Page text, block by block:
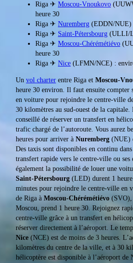
Riga ✈ Moscou-Vnoukovo
heure 30
Riga ✈ Nuremberg (EDDN/NUE)
Riga ✈ Saint-Pétersbourg (ULLI/
Riga ✈ Moscou-Chérémétiévo
heure 30
Riga ✈ Nice (LFMN/NCE) :
Un vol charter entre Riga et Moscou-
heure 30 environ. Il faut ensuite compter
en voiture pour rejoindre le centre-ville
30 kilomètres au sud-ouest de la capitale.
conseillé de réserver un transfert en
trafic chargé de l’autoroute. Vous aurez
heures pour arriver à Nuremberg (NUE)
Des taxis sont disponibles en continu
transfert rapide vers le centre-ville ou ses
également la possibilité de louer une
Saint-Pétersbourg (LED) durent 1
minutes pour rejoindre le centre-ville en
de Riga à Moscou-Chérémétiévo (SVO),
Moscou, prend 1 heure 30. Rejoignez
centre-ville grâce à un transfert en
réserver directement à l’aéroport. Le
Nice (NCE) est de moins de 3 heures.
kilomètres du centre de la ville, et à 30
hélicoptère est disponible à l’aéroport de